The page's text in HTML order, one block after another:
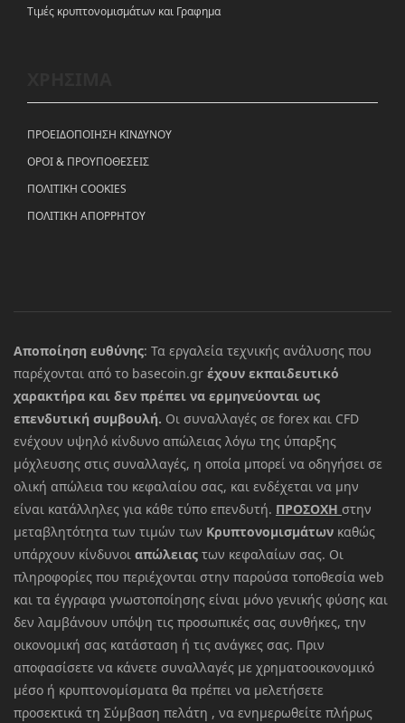
Tιμές κρυπτονομισμάτων και Γραφημα
ΠΡΟΕΙΔΟΠΟΙΗΣΗ ΚΙΝΔΥΝΟΥ
ΟΡΟΙ & ΠΡΟΥΠΟΘΕΣΕΙΣ
ΠΟΛΙΤΙΚΗ COOKIES
ΠΟΛΙΤΙΚΗ ΑΠΟΡΡΗΤΟΥ
Αποποίηση ευθύνης: Τα εργαλεία τεχνικής ανάλυσης που
παρέχονται από το basecoin.gr έχουν εκπαιδευτικό
χαρακτήρα και δεν πρέπει να ερμηνεύονται ως
επενδυτική συμβουλή. Οι συναλλαγές σε forex και CFD
ενέχουν υψηλό κίνδυνο απώλειας λόγω της ύπαρξης
μόχλευσης στις συναλλαγές, η οποία μπορεί να οδηγήσει σε
ολική απώλεια του κεφαλαίου σας, και ενδέχεται να μην
είναι κατάλληλες για κάθε τύπο επενδυτή. ΠΡΟΣΟΧΗ στην
μεταβλητότητα των τιμών των Κρυπτονομισμάτων καθώς
υπάρχουν κίνδυνοι απώλειας των κεφαλαίων σας. Οι
πληροφορίες που περιέχονται στην παρούσα τοποθεσία web
και τα έγγραφα γνωστοποίησης είναι μόνο γενικής φύσης και
δεν λαμβάνουν υπόψη τις προσωπικές σας συνθήκες, την
οικονομική σας κατάσταση ή τις ανάγκες σας. Πριν
αποφασίσετε να κάνετε συναλλαγές με χρηματοοικονομικό
μέσο ή κρυπτονομίσματα θα πρέπει να μελετήσετε
προσεκτικά τη Σύμβαση πελάτη , να ενημερωθείτε πλήρως